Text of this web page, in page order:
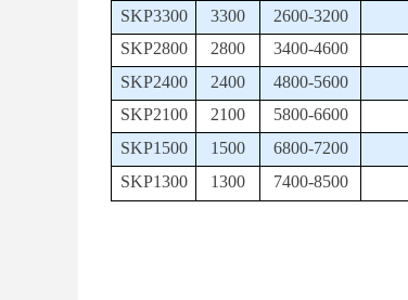
SKP3300
3300 2600-3200
SKP2800
2800 3400-4600
SKP2400
2400 4800-5600
SKP2100
2100 5800-6600
SKP1500
1500 6800-7200
SKP1300
1300 7400-8500